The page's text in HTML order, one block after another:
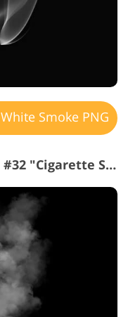
White Smoke PNG
Punaisen savun tausta PNG #32 "Cigarette Smoke"